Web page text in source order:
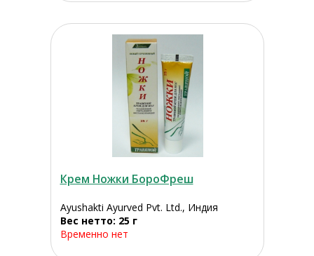
Крем Ножки БороФреш
Ayushakti Ayurved Pvt. Ltd., Индия
Вес нетто: 25 г
Временно нет